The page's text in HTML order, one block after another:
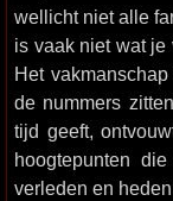
wellicht niet alle
is vaak niet wat je
Het
de nummers
tijd geeft,
hoogtepunten
verleden en